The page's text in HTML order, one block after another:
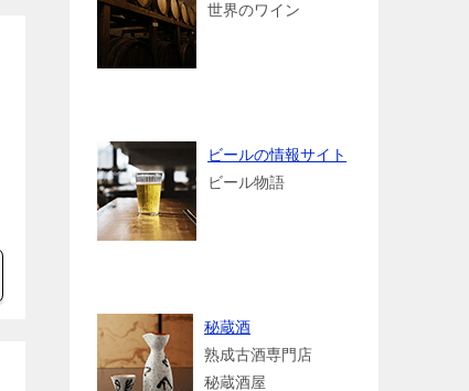
世界のワイン
ビールの情報サイト
ビール物語
秘蔵酒
熟成古酒専門店
秘蔵酒屋